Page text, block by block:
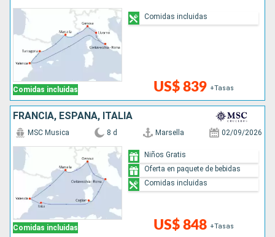
Comidas incluidas US$ 839 +Tasas
Comidas incluidas
FRANCIA, ESPAÑA, ITALIA
Comidas incluidas
MSC Musica 8 d Marsella 02/09/2026
US$ 848 +Tasas
Niños Gratis
Oferta en paquete de bebidas
Comidas incluidas